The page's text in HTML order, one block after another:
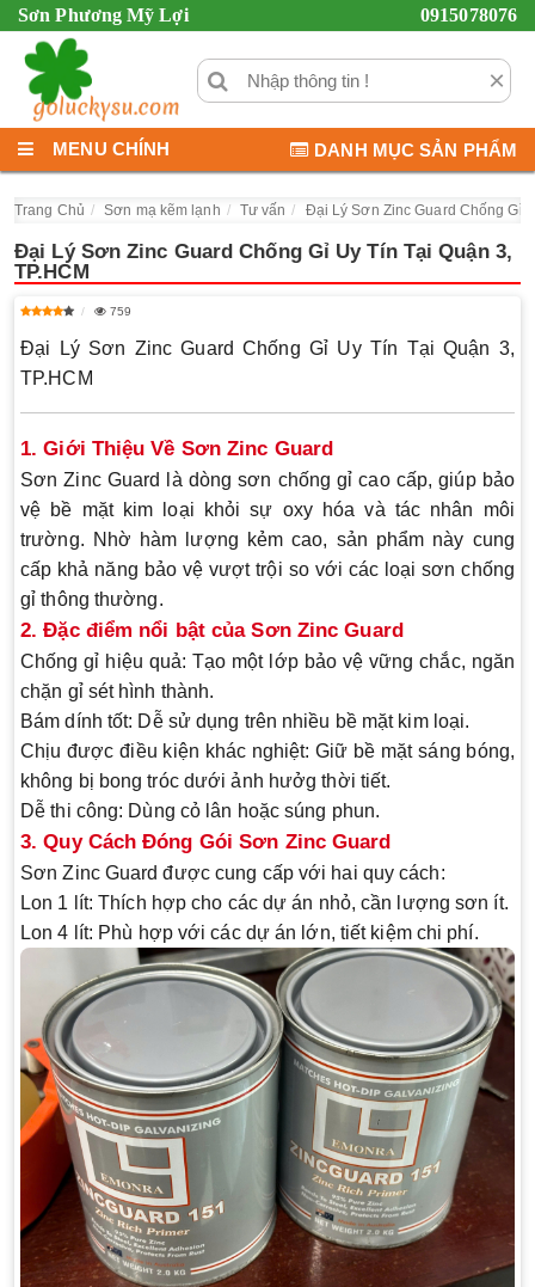
Sơn Phương Mỹ Lợi 0915078076
×
MENU CHÍNH DANH MỤC SẢN PHẨM
Trang Chủ Sơn mạ kẽm lạnh Tư vấn Đại Lý Sơn Zinc Guard Chống Gỉ
Đại Lý Sơn Zinc Guard Chống Gỉ Uy Tín Tại Quận 3,
TP.HCM
759
Đại Lý Sơn Zinc Guard Chống Gỉ Uy Tín Tại Quận 3,
TP.HCM
1. Giới Thiệu Về Sơn Zinc Guard
Sơn Zinc Guard là dòng sơn chống gỉ cao cấp, giúp bảo
vệ bề mặt kim loại khỏi sự oxy hóa và tác nhân môi
trường. Nhờ hàm lượng kẻm cao, sản phẩm này cung
cấp khả năng bảo vệ vượt trội so với các loại sơn chống
gỉ thông thường.
2. Đặc điểm nổi bật của Sơn Zinc Guard
Chống gỉ hiệu quả: Tạo một lớp bảo vệ vững chắc, ngăn
chặn gỉ sét hình thành.
Bám dính tốt: Dễ sử dụng trên nhiều bề mặt kim loại.
Chịu được điều kiện khác nghiệt: Giữ bề mặt sáng bóng,
không bị bong tróc dưới ảnh hưởg thời tiết.
Dễ thi công: Dùng cỏ lân hoặc súng phun.
3. Quy Cách Đóng Gói Sơn Zinc Guard
Sơn Zinc Guard được cung cấp với hai quy cách:
Lon 1 lít: Thích hợp cho các dự án nhỏ, cần lượng sơn ít.
Lon 4 lít: Phù hợp với các dự án lớn, tiết kiệm chi phí.